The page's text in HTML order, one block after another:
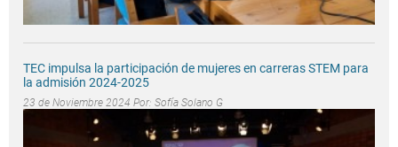
TEC impulsa la participación de mujeres en carreras STEM para
la admisión 2024-2025
23 de Noviembre 2024 Por: Sofía Solano G